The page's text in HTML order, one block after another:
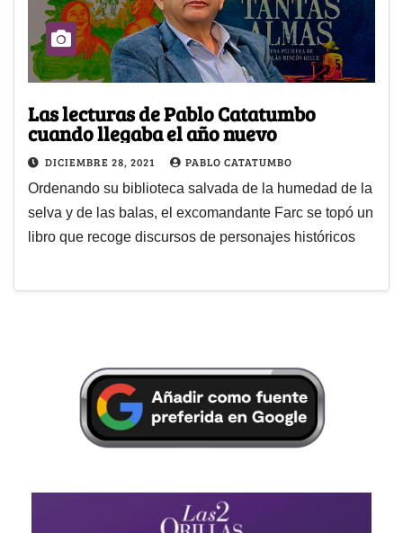
Las lecturas de Pablo Catatumbo
cuando llegaba el año nuevo
DICIEMBRE 28, 2021 PABLO CATATUMBO
Ordenando su biblioteca salvada de la humedad de la
selva y de las balas, el excomandante Farc se topó un
libro que recoge discursos de personajes históricos